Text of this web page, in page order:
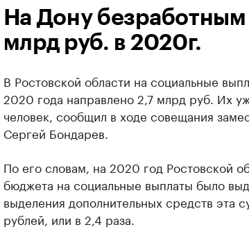
На Дону
млрд руб. в 2020г.
В Ростовской области на социальные
2020 года направлено 2,7 млрд руб. Их
человек, сообщил в ходе совещания
Сергей Бондарев.
По его словам, на 2020 год Ростовской
бюджета на социальные выплаты было
выделения дополнительных средств эта
рублей, или в 2,4 раза.